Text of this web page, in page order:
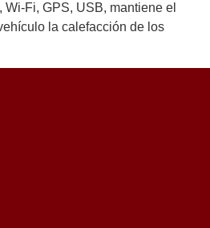
Fi, GPS, USB, mantiene el
la calefacción de los